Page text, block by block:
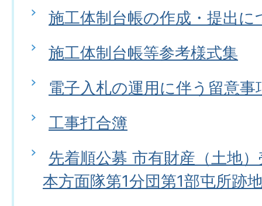
施工体制台帳の作成・提出に
施工体制台帳等参考様式集
電子入札の運用に伴う留意事
工事打合簿
先着順公募 市有財産（土地
本方面隊第1分団第1部屯所跡